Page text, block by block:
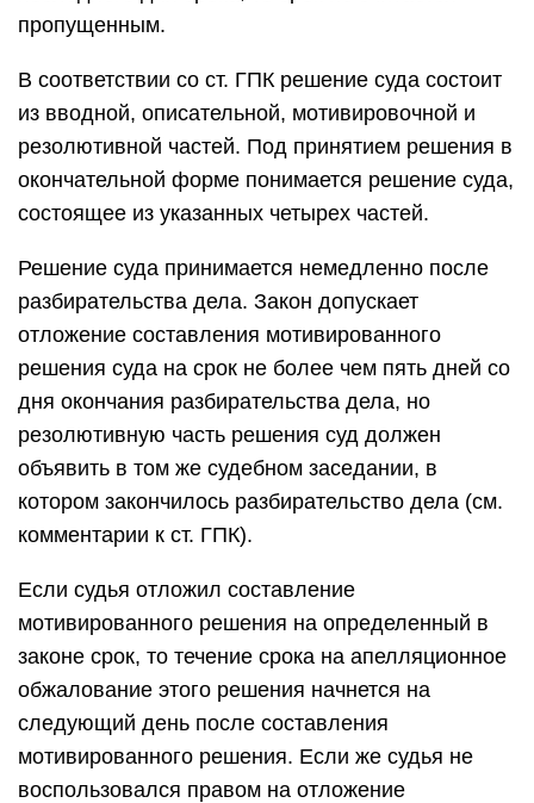
пропущенным.
В соответствии со ст. ГПК решение суда состоит
из вводной, описательной, мотивировочной и
резолютивной частей. Под принятием решения в
окончательной форме понимается решение суда,
состоящее из указанных четырех частей.
Решение суда принимается немедленно после
разбирательства дела. Закон допускает
отложение составления мотивированного
решения суда на срок не более чем пять дней со
дня окончания разбирательства дела, но
резолютивную часть решения суд должен
объявить в том же судебном заседании, в
котором закончилось разбирательство дела (см.
комментарии к ст. ГПК).
Если судья отложил составление
мотивированного решения на определенный в
законе срок, то течение срока на апелляционное
обжалование этого решения начнется на
следующий день после составления
мотивированного решения. Если же судья не
воспользовался правом на отложение